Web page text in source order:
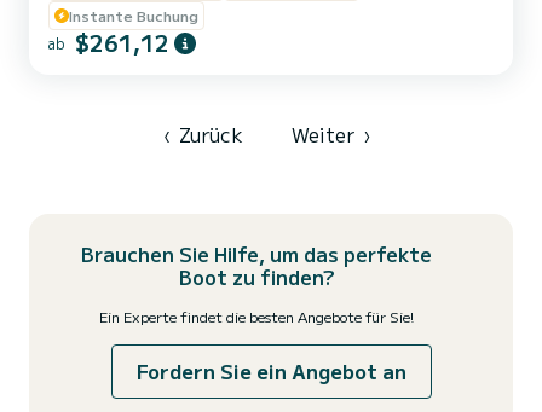
Robust, seetüchtig und perfekt für sportliche Ausflüge geeignet,
ist dieses Boot Ihr idealer Verbündeter, um die besten Spots der
Region zu erreichen... insbesondere das berühmte Rochebonne
Instante Buchung
ab $261,12
‹ Zurück Weiter ›
Brauchen Sie Hilfe, um das perfekte
Boot zu finden?
Ein Experte findet die besten Angebote für Sie!
Fordern Sie ein Angebot an